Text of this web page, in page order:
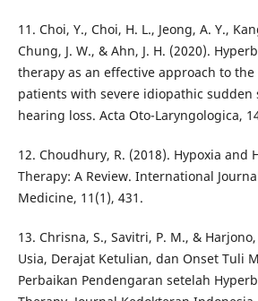
11. Choi, Y., Choi, H. L., Jeong, A. Y.,
Chung, J. W., & Ahn, J. H. (2020).
therapy as an effective approach to
patients with severe idiopathic sudden
hearing loss. Acta Oto-Laryngologica,
12. Choudhury, R. (2018). Hypoxia and
Therapy: A Review. International
Medicine, 11(1), 431.
13. Chrisna, S., Savitri, P. M., &
Usia, Derajat Ketulian, dan Onset Tuli
Perbaikan Pendengaran setelah